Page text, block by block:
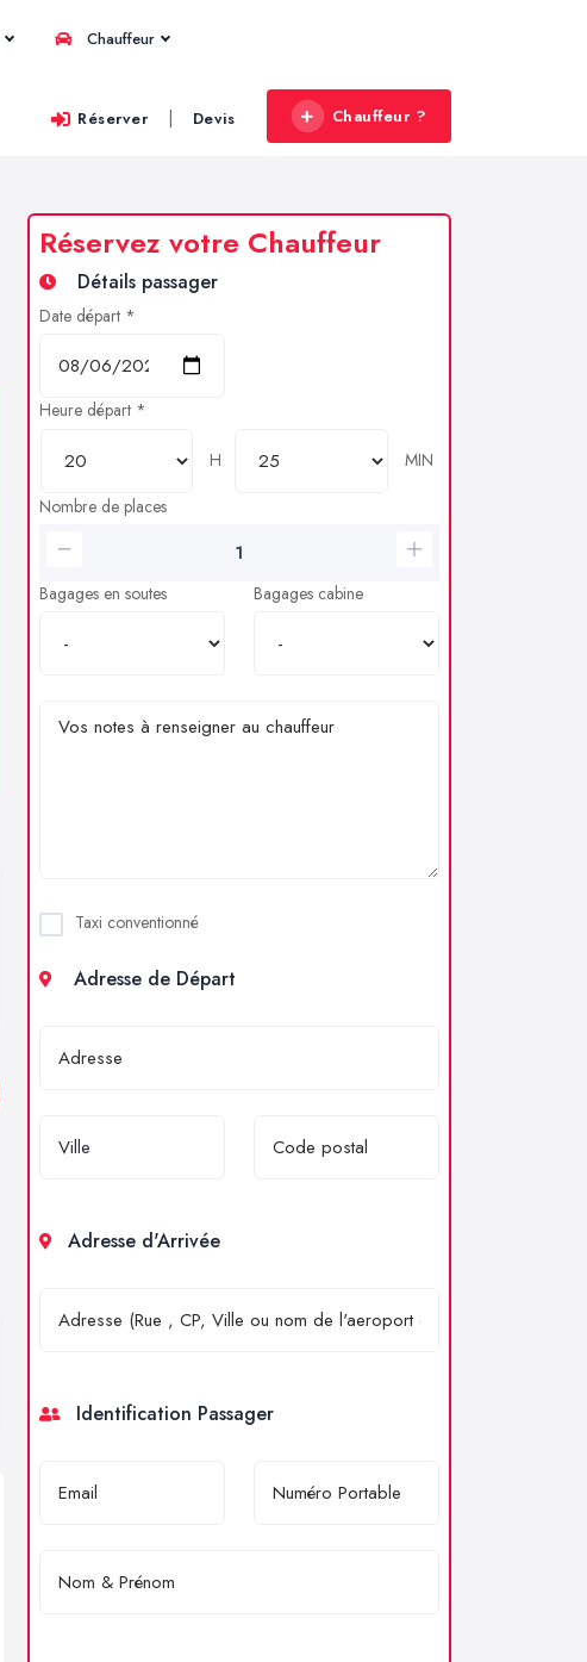
Chauffeur
Réserver | Devis Chauffeur ?
Réservez votre Chauffeur
Détails passager
Date départ *
Heure départ *
H
MIN
Nombre de places
Bagages en soutes Bagages cabine
Taxi conventionné
Adresse de Départ
Adresse d'Arrivée
Identification Passager